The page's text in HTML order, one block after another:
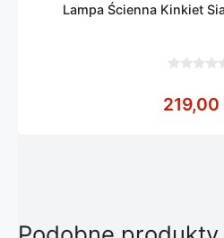
Lampa Ścienna Kinkiet
5
219,00